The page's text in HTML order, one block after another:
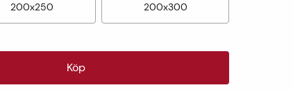
200x250 200x300
Köp